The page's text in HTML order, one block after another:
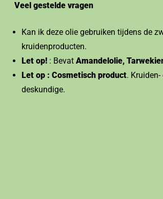
Veel gestelde vragen
Kan ik deze olie gebruiken tijdens de
kruidenproducten.
Let op! : Bevat Amandelolie,
Let op : Cosmetisch product.
deskundige.